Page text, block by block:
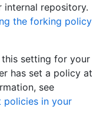
repository.
the forking policy
setting for your
has set a policy at
see
policies in your